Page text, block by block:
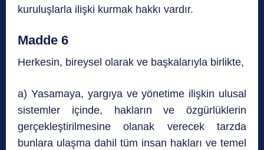
kuruluşlarla ilişki kurmak hakkı vardır.
Madde 6
Herkesin, bireysel olarak ve başkalarıyla birlikte,
a) Yasamaya, yargıya ve yönetime ilişkin ulusal
sistemler içinde, hakların ve özgürlüklerin
gerçekleştirilmesine olanak verecek tarzda
bunlara ulaşma dahil tüm insan hakları ve temel